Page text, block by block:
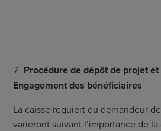
Procédure de dépôt de projet et
Engagement des bénéficiaires
La caisse requiert du demandeur
varieront suivant l’importance de